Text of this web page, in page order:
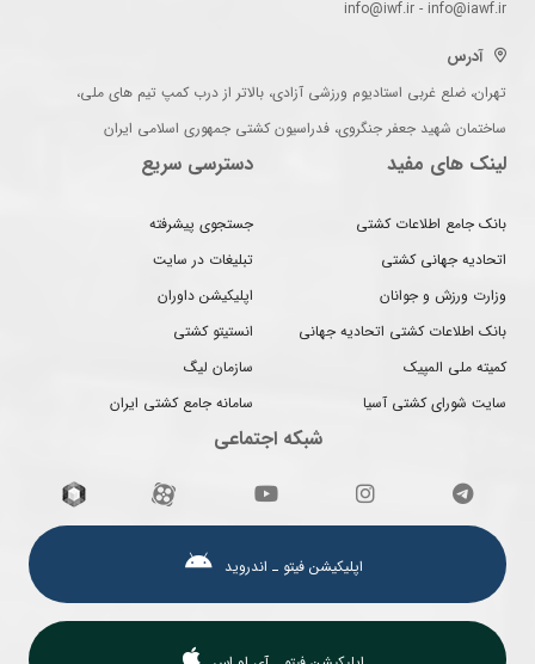
info@iwf.ir - info@iawf.ir
آدرس
تهران، ضلع غربی استادیوم ورزشی آزادی، بالاتر از درب کمپ تیم های ملی،
ساختمان شهید جعفر جنگروی، فدراسیون کشتی جمهوری اسلامی ایران
لینک های مفید
بانک جامع اطلاعات کشتی
اتحادیه جهانی کشتی
وزارت ورزش و جوانان
بانک اطلاعات کشتی اتحادیه جهانی
کمیته ملی المپیک
سایت شورای کشتی آسیا
دسترسی سریع
جستجوی پیشرفته
تبلیغات در سایت
اپلیکیشن داوران
انستیتو کشتی
سازمان لیگ
سامانه جامع کشتی ایران
شبکه اجتماعی
اپلیکیشن فیتو ـ اندروید